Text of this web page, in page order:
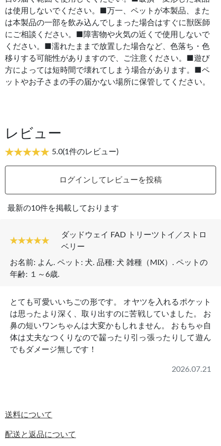
は使用しないでください。■万一、ペットが本製品、また
は本製品の一部を飲み込んでしまった場合はすぐに獣医師
にご相談ください。■障害物や火気の近くで使用しないで
ください。■濡れたままで放置した場合など、色落ち・色
移りする可能性がありますので、ご注意ください。■遊び
方によっては短時間で壊れてしまう場合があります。■ペ
ットやお子さまの手の届かない場所に保管してください。
レビュー
5.0(1件のレビュー)
ログインしてレビューを投稿
最新の10件を掲載しております
ダッドウェイ FAD トリーツトイ／ストロ
ベリー
お名前: よん. ペット: 犬. 品種: 犬 雑種（MIX） . ペットの
年齢: １～6歳.
とても可愛いいちごの形です。 オヤツを入れるポケット
は思ったより深く、取り出すのに苦戦していました。 お
鼻の短いワンちゃんは大変かもしれません。 おもちゃ自
体は丈夫なつくりなので齧ったり引っ張ったりして遊ん
でもダメージ無しです！
2026.07.21
送料について
配送と返品について